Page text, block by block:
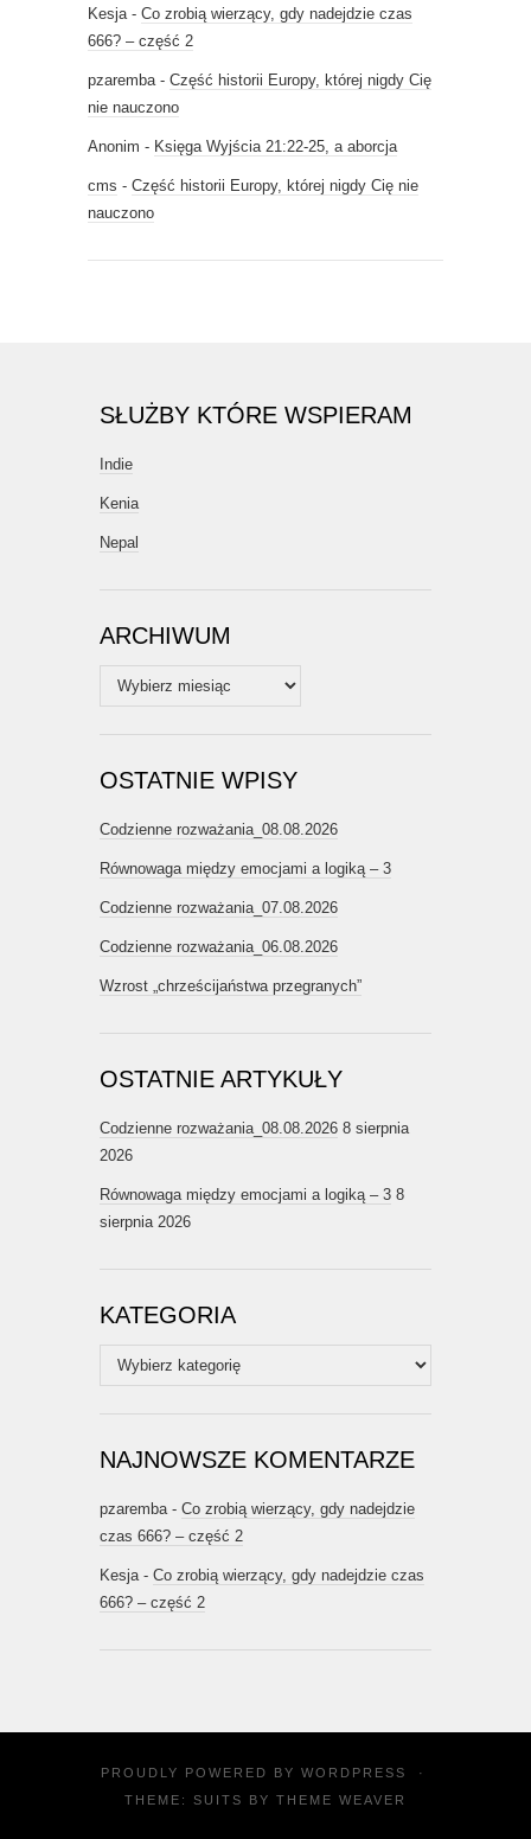
Kesja- Co zrobią wierzący, gdy nadejdzie czas
666? – część 2
pzaremba- Część historii Europy, której nigdy Cię
nie nauczono
Anonim - Księga Wyjścia 21:22-25, a aborcja
cms - Część historii Europy, której nigdy Cię nie
nauczono
SŁUŻBY KTÓRE WSPIERAM
Indie
Kenia
Nepal
ARCHIWUM
Archiwum
OSTATNIE WPISY
Codzienne rozważania_08.08.2026
Równowaga między emocjami a logiką – 3
Codzienne rozważania_07.08.2026
Codzienne rozważania_06.08.2026
Wzrost „chrześcijaństwa przegranych”
OSTATNIE ARTYKUŁY
Codzienne rozważania_08.08.2026 8 sierpnia
2026
Równowaga między emocjami a logiką – 3 8
sierpnia 2026
KATEGORIA
Kategoria
NAJNOWSZE KOMENTARZE
pzaremba- Co zrobią wierzący, gdy nadejdzie
czas 666? – część 2
Kesja- Co zrobią wierzący, gdy nadejdzie czas
666? – część 2
PROUDLY POWERED BY WORDPRESS
·
THEME: SUITS BY THEME WEAVER